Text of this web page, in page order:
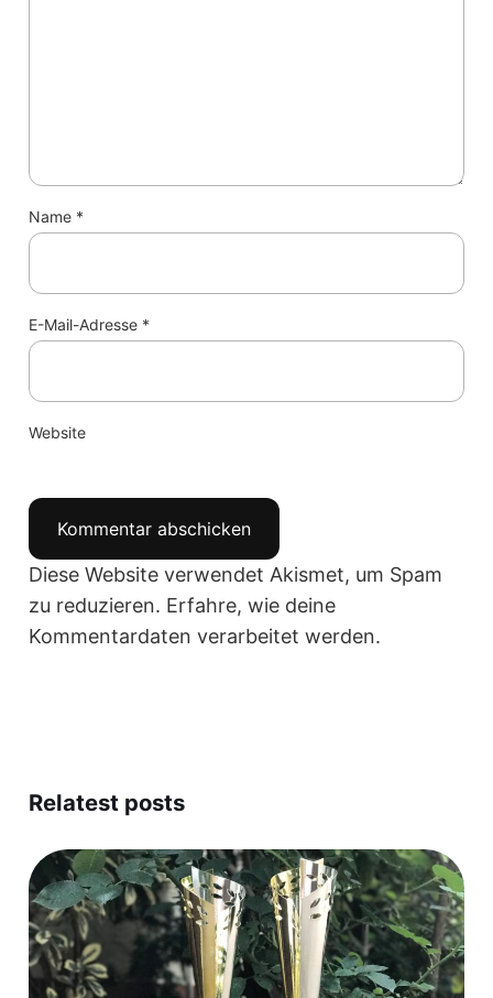
Name *
E-Mail-Adresse *
Website
Diese Website verwendet Akismet, um Spam
zu reduzieren. Erfahre, wie deine
Kommentardaten verarbeitet werden.
Relatest posts